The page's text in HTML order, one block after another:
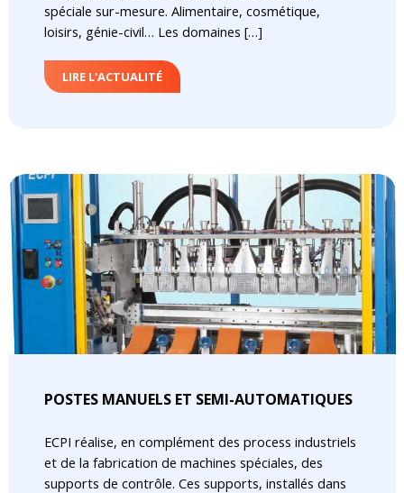
spéciale sur-mesure. Alimentaire, cosmétique,
loisirs, génie-civil… Les domaines […]
LIRE L'ACTUALITÉ
POSTES MANUELS ET SEMI-AUTOMATIQUES
ECPI réalise, en complément des process industriels
et de la fabrication de machines spéciales, des
supports de contrôle. Ces supports, installés dans